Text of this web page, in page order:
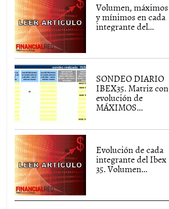
Volumen, máximos
y mínimos en cada
integrante del...
SONDEO DIARIO
IBEX35. Matriz con
evolución de
MÁXIMOS...
Evolución de cada
integrante del Ibex
35. Volumen...